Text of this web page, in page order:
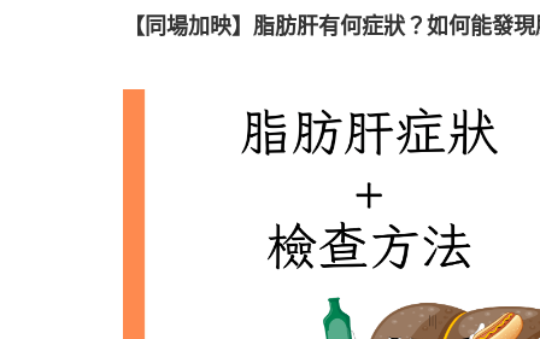
【同場加映】脂肪肝有何症狀？如何能發